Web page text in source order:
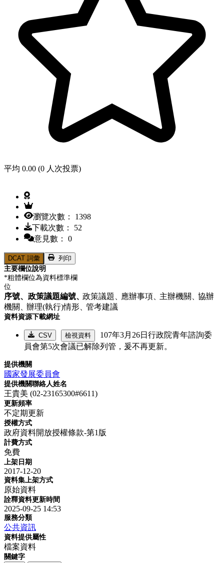
平均 0.00 (0 人次投票)
瀏覽次數： 1398
下載次數： 52
意見數： 0
DCAT 詞彙
列印
主要欄位說明
*粗體欄位為資料標準欄
位
序號、 政策議題編號、政策議題、應辦事項、主辦機關、協辦
機關、辦理(執行)情形、管考建議
資料資源下載網址
CSV 檢視資料
107年3月26日行政院青年諮詢委
員會第5次會議已解除列管，爰不再更新。
提供機關
國家發展委員會
提供機關聯絡人姓名
王貴美 (02-23165300#6611)
更新頻率
不定期更新
授權方式
政府資料開放授權條款-第1版
計費方式
免費
上架日期
2017-12-20
資料集上架方式
原始資料
詮釋資料更新時間
2025-09-25 14:53
服務分類
公共資訊
資料提供屬性
檔案資料
關鍵字